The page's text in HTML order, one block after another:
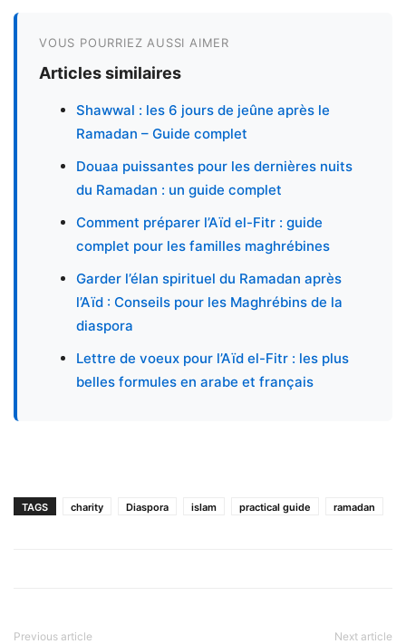
VOUS POURRIEZ AUSSI AIMER
Articles similaires
Shawwal : les 6 jours de jeûne après le
Ramadan – Guide complet
Douaa puissantes pour les dernières nuits
du Ramadan : un guide complet
Comment préparer l’Aïd el-Fitr : guide
complet pour les familles maghrébines
Garder l’élan spirituel du Ramadan après
l’Aïd : Conseils pour les Maghrébins de la
diaspora
Lettre de voeux pour l’Aïd el-Fitr : les plus
belles formules en arabe et français
TAGS charity Diaspora islam practical guide ramadan
Previous article Next article